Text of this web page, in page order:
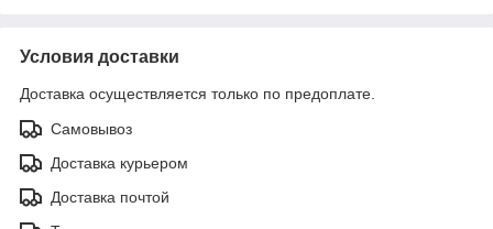
Условия доставки
Доставка осуществляется только по предоплате.
Самовывоз
Доставка курьером
Доставка почтой